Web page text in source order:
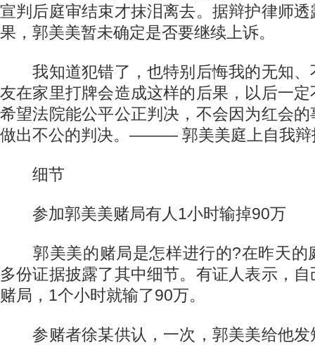
宣判后庭审结束才抹泪离去。据辩护律师
果，郭美美暂未确定是否要继续上诉。
我知道犯错了，也特别后悔我的无知、
友在家里打牌会造成这样的后果，以后一
希望法院能公平公正判决，不会因为红会
做出不公的判决。——— 郭美美庭上自我辩
细节
参加郭美美赌局有人1小时输掉90万
郭美美的赌局是怎样进行的?在昨天的
多份证据披露了其中细节。有证人表示，
赌局，1个小时就输了90万。
参赌者徐某供认，一次，郭美美给他发